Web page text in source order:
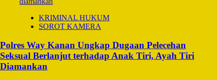
KRIMINAL HUKUM
SOROT KAMERA
Polres Way Kanan Ungkap Dugaan Pelecehan
Seksual Berlanjut terhadap Anak Tiri, Ayah Tiri
Diamankan